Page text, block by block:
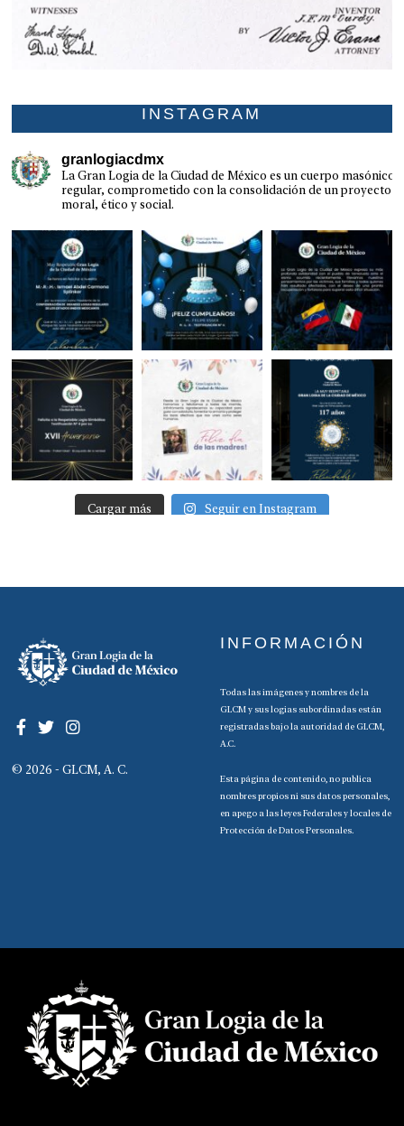
INSTAGRAM
granlogiacdmx
La Gran Logia de la Ciudad de México es un cuerpo masónico
regular, comprometido con la consolidación de un proyecto
moral, ético y social.
Cargar más Seguir en Instagram
© 2026 - GLCM, A. C.
INFORMACIÓN
Todas las imágenes y nombres de la
GLCM y sus logias subordinadas están
registradas bajo la autoridad de GLCM,
A.C.
Esta página de contenido, no publica
nombres propios ni sus datos personales,
en apego a las leyes Federales y locales de
Protección de Datos Personales.